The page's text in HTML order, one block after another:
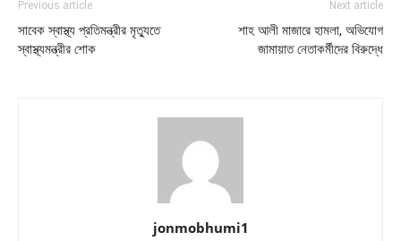
Previous article
সাবেক স্বাস্থ্য প্রতিমন্ত্রীর মৃত্যুতে
স্বাস্থ্যমন্ত্রীর শোক
Next article
শাহ আলী মাজারে হামলা, অভিযোগ
জামায়াত নেতাকর্মীদের বিরুদ্ধে
jonmobhumi1